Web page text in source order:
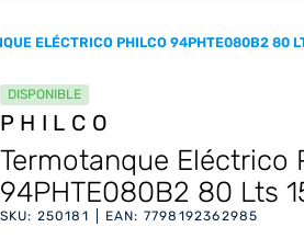
ELÉCTRICO PHILCO 94PHTE080B2 80
DISPONIBLE
PHILCO
Termotanque Eléctrico
94PHTE080B2 80 Lts
SKU: 250181 EAN: 7798192362985